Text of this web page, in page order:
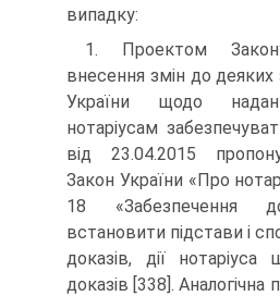
випадку:
1. Проектом
внесення змін до деяких
України щодо
нотаріусам
від 23.04.2015
Закон України «Про
18 «Забезпечення
встановити підстави і
доказів, дії нотаріуса
доказів [338]. Аналогічна